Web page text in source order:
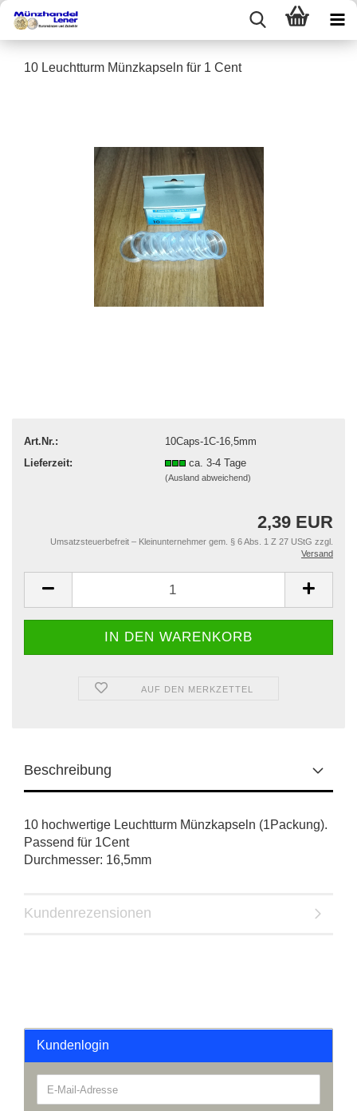
10 Leuchtturm Münzkapseln für 1 Cent
Art.Nr.:
10Caps-1C-16,5mm
Lieferzeit:
ca. 3-4 Tage
(Ausland abweichend)
2,39 EUR
Umsatzsteuerbefreit – Kleinunternehmer gem. § 6 Abs. 1 Z 27 UStG zzgl.
Versand
AUF DEN MERKZETTEL
Beschreibung
10 hochwertige Leuchtturm Münzkapseln (1Packung).
Passend für 1Cent
Durchmesser: 16,5mm
Kundenrezensionen
Kundenlogin